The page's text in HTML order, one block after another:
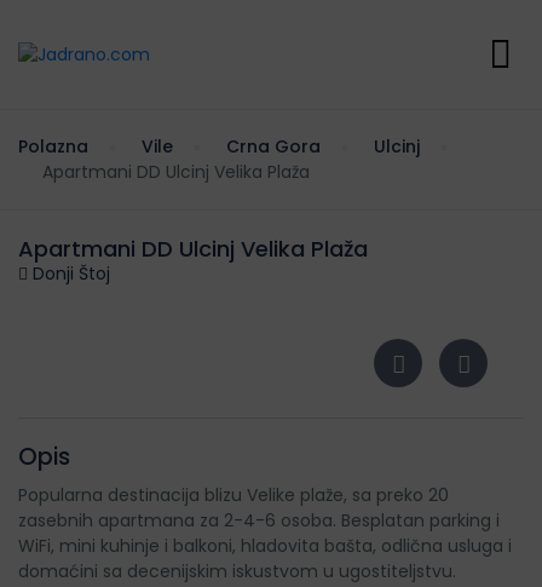
Polazna Vile Crna Gora
Ulcinj
Apartmani DD Ulcinj Velika Plaža
Apartmani DD Ulcinj Velika Plaža
Donji Štoj
Opis
Popularna destinacija blizu Velike plaže, sa preko 20
zasebnih apartmana za 2-4-6 osoba. Besplatan parking i
WiFi, mini kuhinje i balkoni, hladovita bašta, odlična usluga i
domaćini sa decenijskim iskustvom u ugostiteljstvu.